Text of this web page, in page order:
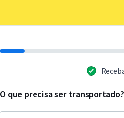
O que precisa ser transportado?